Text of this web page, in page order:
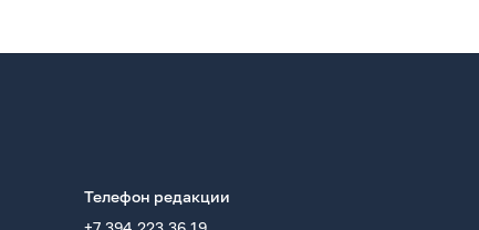
Телефон редакции